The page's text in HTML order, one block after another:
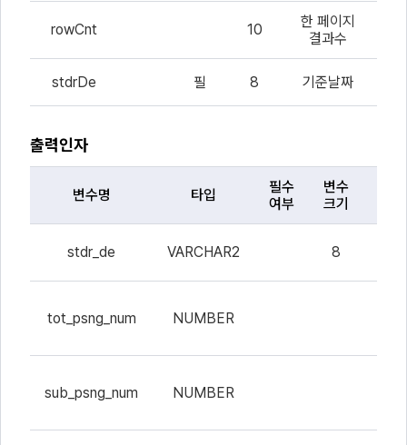
rowCnt 10
한 페이지
결과수
stdrDe 필 8 기준날짜
출력인자
자
변수명 타입
필수
여부
변수
크기
stdr_de VARCHAR2 8
tot_psng_num NUMBER
sub_psng_num NUMBER